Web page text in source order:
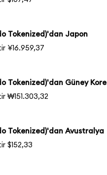
Tokenized)'dan Japon
¥16.959,37
Tokenized)'dan Güney Kore
₩151.303,32
Tokenized)'dan Avustralya
$152,33